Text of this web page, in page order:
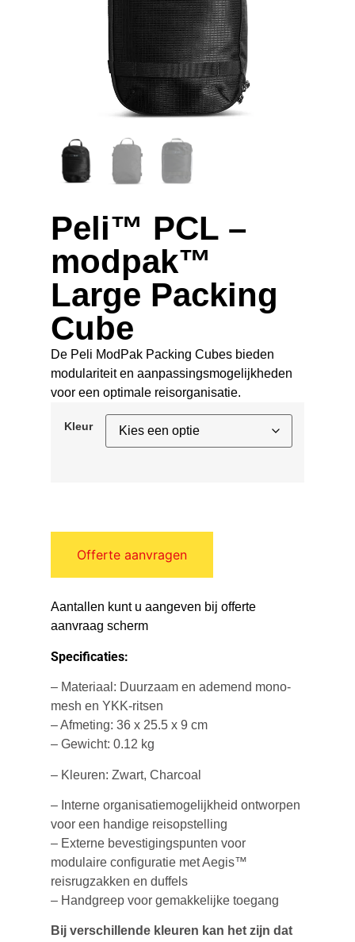
Peli™ PCL –
modpak™
Large Packing
Cube
De Peli ModPak Packing Cubes bieden
modulariteit en aanpassingsmogelijkheden
voor een optimale reisorganisatie.
Kleur
Offerte aanvragen
Aantallen kunt u aangeven bij offerte
aanvraag scherm
Specificaties:
– Materiaal: Duurzaam en ademend mono-
mesh en YKK-ritsen
– Afmeting: 36 x 25.5 x 9 cm
– Gewicht: 0.12 kg
– Kleuren: Zwart, Charcoal
– Interne organisatiemogelijkheid ontworpen
voor een handige reisopstelling
– Externe bevestigingspunten voor
modulaire configuratie met Aegis™
reisrugzakken en duffels
– Handgreep voor gemakkelijke toegang
Bij verschillende kleuren kan het zijn dat